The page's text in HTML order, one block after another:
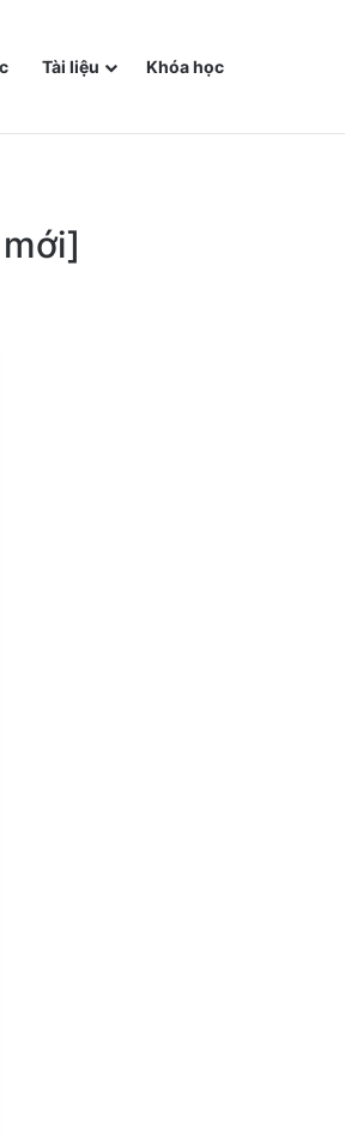
Tài liệu Khóa học